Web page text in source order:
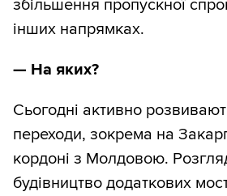
збільшення пропускної
інших напрямках.
— На яких?
Сьогодні активно
переходи, зокрема на
кордоні з Молдовою.
будівництво додаткових